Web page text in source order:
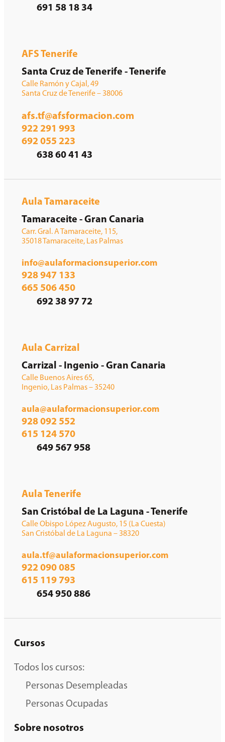
691 58 18 34
AFS Tenerife
Santa Cruz de Tenerife - Tenerife
Calle Ramón y Cajal, 49
Santa Cruz de Tenerife – 38006
afs.tf@afsformacion.com
922 291 993
692 055 223
638 60 41 43
Aula Tamaraceite
Tamaraceite - Gran Canaria
Carr. Gral. A Tamaraceite, 115,
35018 Tamaraceite, Las Palmas
info@aulaformacionsuperior.com
928 947 133
665 506 450
692 38 97 72
Aula Carrizal
Carrizal - Ingenio - Gran Canaria
Calle Buenos Aires 65,
Ingenio, Las Palmas – 35240
aula@aulaformacionsuperior.com
928 092 552
615 124 570
649 567 958
Aula Tenerife
San Cristóbal de La Laguna - Tenerife
Calle Obispo López Augusto, 15 (La Cuesta)
San Cristóbal de La Laguna – 38320
aula.tf@aulaformacionsuperior.com
922 090 085
615 119 793
654 950 886
Cursos
Todos los cursos:
Personas Desempleadas
Personas Ocupadas
Sobre nosotros